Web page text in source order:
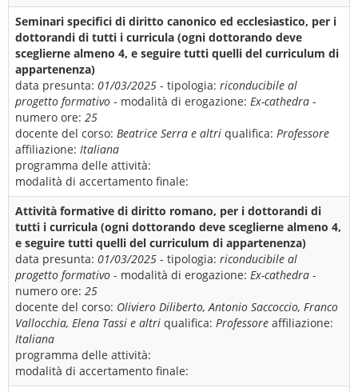
Seminari specifici di diritto canonico ed ecclesiastico, per i
dottorandi di tutti i curricula (ogni dottorando deve
sceglierne almeno 4, e seguire tutti quelli del curriculum di
appartenenza)
data presunta: 01/03/2025 - tipologia: riconducibile al
progetto formativo - modalità di erogazione: Ex-cathedra -
numero ore: 25
docente del corso: Beatrice Serra e altri qualifica: Professore
affiliazione: Italiana
programma delle attività:
modalità di accertamento finale:
Attività formative di diritto romano, per i dottorandi di
tutti i curricula (ogni dottorando deve sceglierne almeno 4,
e seguire tutti quelli del curriculum di appartenenza)
data presunta: 01/03/2025 - tipologia: riconducibile al
progetto formativo - modalità di erogazione: Ex-cathedra -
numero ore: 25
docente del corso: Oliviero Diliberto, Antonio Saccoccio, Franco
Vallocchia, Elena Tassi e altri qualifica: Professore affiliazione:
Italiana
programma delle attività:
modalità di accertamento finale: